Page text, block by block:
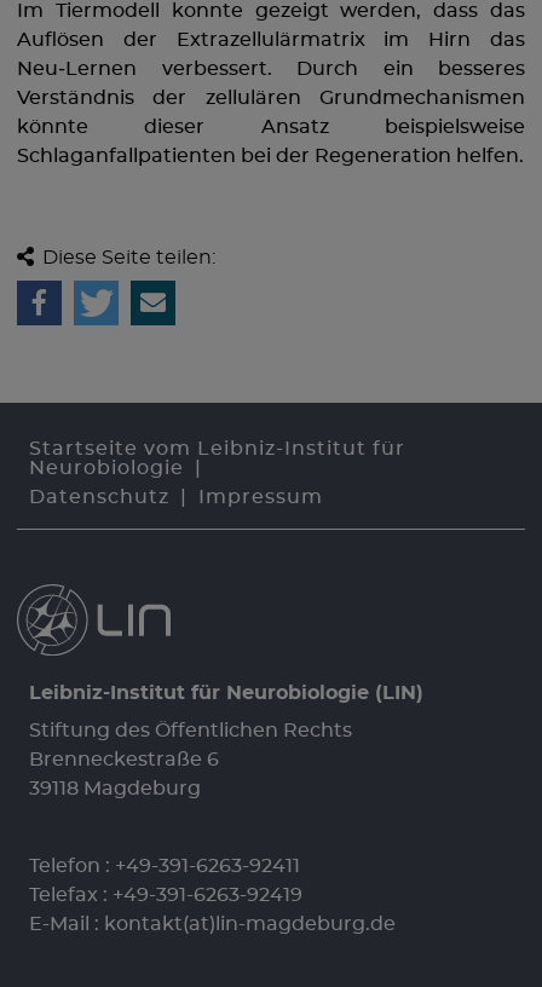
Im Tiermodell konnte gezeigt werden, dass das
Auflösen der Extrazellulärmatrix im Hirn das
Neu‑Lernen verbessert. Durch ein besseres
Verständnis der zellulären Grundmechanismen
könnte dieser Ansatz beispielsweise
Schlaganfallpatienten bei der Regeneration helfen.
Diese Seite teilen:
Startseite vom Leibniz-Institut für
Neurobiologie
Datenschutz
Impressum
Leibniz-Institut für Neurobiologie (LIN)
Stiftung des Öffentlichen Rechts
Brenneckestraße 6
39118 Magdeburg
Telefon : +49-391-6263-92411
Telefax : +49-391-6263-92419
E-Mail : kontakt(at)lin-magdeburg.de